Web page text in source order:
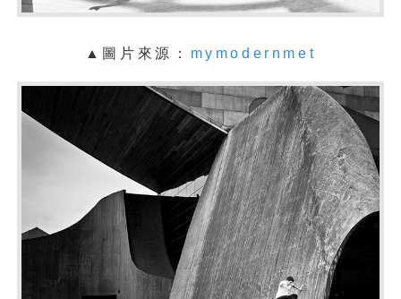
▲圖片來源： mymodernmet